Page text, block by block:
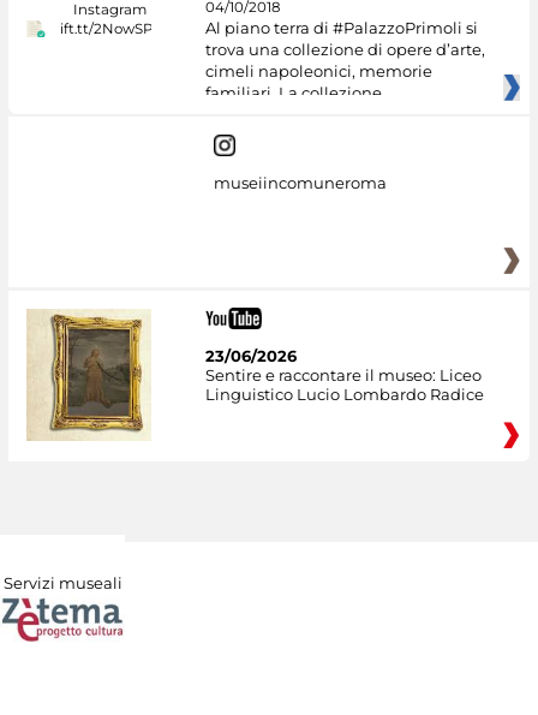
04/10/2018
Al piano terra di #PalazzoPrimoli si
trova una collezione di opere d’arte,
cimeli napoleonici, memorie
familiari. La collezione
museiincomuneroma
23/06/2026
Sentire e raccontare il museo: Liceo
Linguistico Lucio Lombardo Radice
Servizi museali